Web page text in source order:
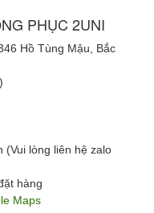
PHỤC 2UNI
Hồ Tùng Mậu, Bắc
(Vui lòng liên hệ zalo
hàng
Maps